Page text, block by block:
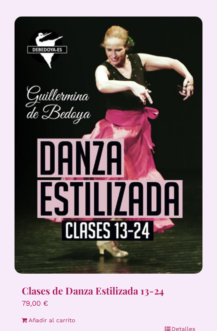
Clases de Danza Estilizada 13-24
79,00 €
Añadir al carrito
Detalles